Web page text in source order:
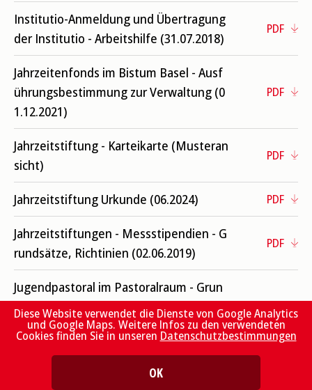
Institutio-Anmeldung und Übertragung
der Institutio - Arbeitshilfe (31.07.2018)
PDF
Jahrzeitenfonds im Bistum Basel - Ausf
ührungsbestimmung zur Verwaltung (0
1.12.2021)
PDF
Jahrzeitstiftung - Karteikarte (Musteran
sicht)
PDF
Jahrzeitstiftung Urkunde (06.2024) PDF
Jahrzeitstiftungen - Messstipendien - G
rundsätze, Richtinien (02.06.2019)
PDF
Jugendpastoral im Pastoralraum - Grun
dsätze, Richtlinien, Arbeitshilfen (31.07.
2018)
PDF
Katechese im Kulturwandel - Leitbild (0
Diese Website verwendet die Dienste von Google Analytics
und Google Maps. Weitere Infos zu den verwendeten
Cookies finden Sie in unseren Datenschutzbestimmungen
OK